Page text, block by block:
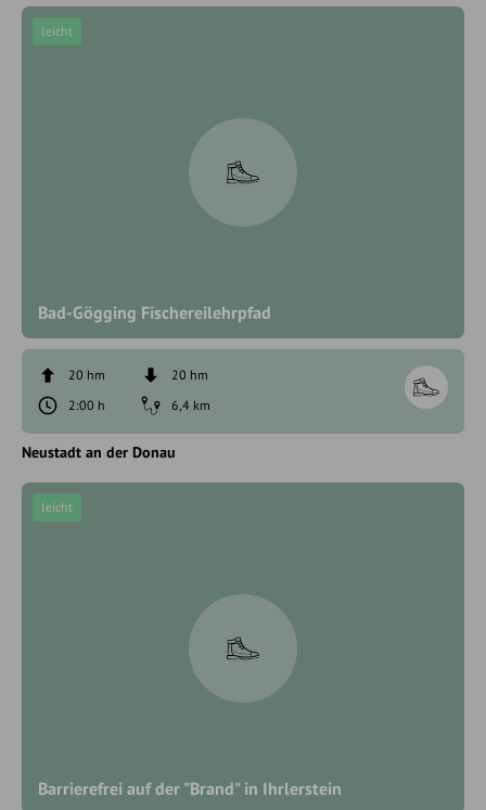
Bad-Gögging Fischereilehrpfad
leicht
20 hm
20 hm
2:00 h
6,4 km
Neustadt an der Donau
Barrierefrei auf der "Brand" in Ihrlerstein
leicht